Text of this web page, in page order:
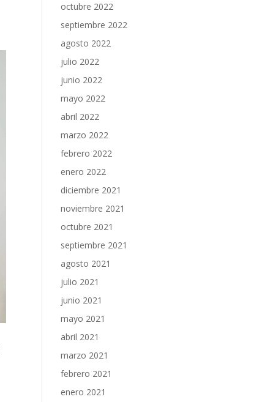
octubre 2022
septiembre 2022
agosto 2022
julio 2022
junio 2022
mayo 2022
abril 2022
marzo 2022
febrero 2022
enero 2022
diciembre 2021
noviembre 2021
octubre 2021
septiembre 2021
agosto 2021
julio 2021
junio 2021
mayo 2021
abril 2021
marzo 2021
febrero 2021
enero 2021